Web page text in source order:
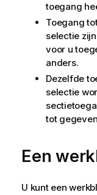
toegang
Toegang
selectie
voor u
anders.
Dezelfde
selectie
tot
Een
U kunt een